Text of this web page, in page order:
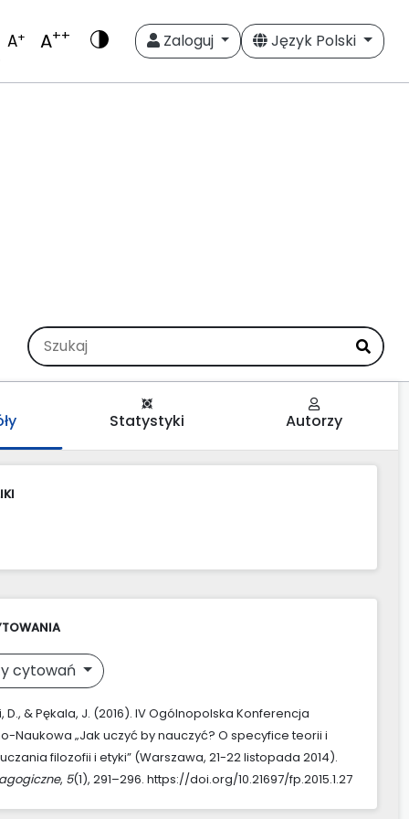
A+ A++ Zaloguj Język Polski
Statystyki Autorzy
cytowań
D., & Pękala, J. (2016). IV Ogólnopolska Konferencja
Naukowa „Jak uczyć by nauczyć? O specyfice teorii i
filozofii i etyki” (Warszawa, 21-22 listopada 2014).
, 5(1), 291–296. https://doi.org/10.21697/fp.2015.1.27